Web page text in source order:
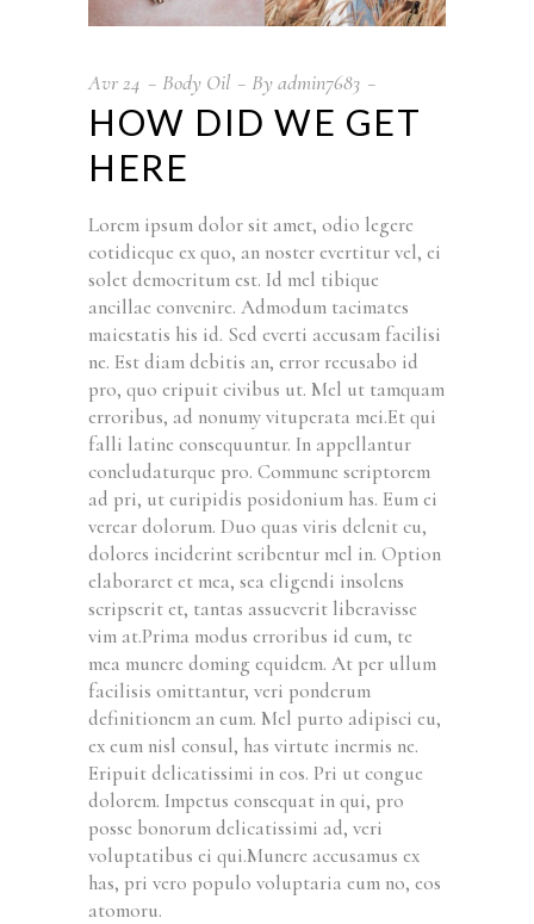
Avr24 Body Oil Byadmin7683
HOW DID WE GET
HERE
Lorem ipsum dolor sit amet, odio legere
cotidieque ex quo, an noster evertitur vel, ei
solet democritum est. Id mel tibique
ancillae convenire. Admodum tacimates
maiestatis his id. Sed everti accusam facilisi
ne. Est diam debitis an, error recusabo id
pro, quo eripuit civibus ut. Mel ut tamquam
erroribus, ad nonumy vituperata mei.Et qui
falli latine consequuntur. In appellantur
concludaturque pro. Commune scriptorem
ad pri, ut euripidis posidonium has. Eum ei
verear dolorum. Duo quas viris delenit cu,
dolores inciderint scribentur mel in. Option
elaboraret et mea, sea eligendi insolens
scripserit et, tantas assueverit liberavisse
vim at.Prima modus erroribus id eum, te
mea munere doming equidem. At per ullum
facilisis omittantur, veri ponderum
definitionem an eum. Mel purto adipisci eu,
ex eum nisl consul, has virtute inermis ne.
Eripuit delicatissimi in eos. Pri ut congue
dolorem. Impetus consequat in qui, pro
posse bonorum delicatissimi ad, veri
voluptatibus ei qui.Munere accusamus ex
has, pri vero populo voluptaria eum no, eos
atomoru.